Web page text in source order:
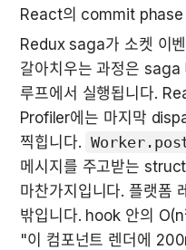
React의 commit phase
Redux saga가 소켓 이
갈아치우는 과정은 saga
루프에서 실행됩니다.
Profiler에는 마지막
찍힙니다.
메시지를 주고받는
마찬가지입니다. 플랫폼
밖입니다. hook 안의
"이 컴포넌트 렌더에